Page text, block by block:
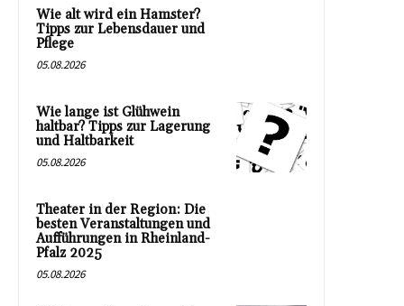
Wie alt wird ein Hamster?
Tipps zur Lebensdauer und
Pflege
05.08.2026
Wie lange ist Glühwein
haltbar? Tipps zur Lagerung
und Haltbarkeit
05.08.2026
Theater in der Region: Die
besten Veranstaltungen und
Aufführungen in Rheinland-
Pfalz 2025
05.08.2026